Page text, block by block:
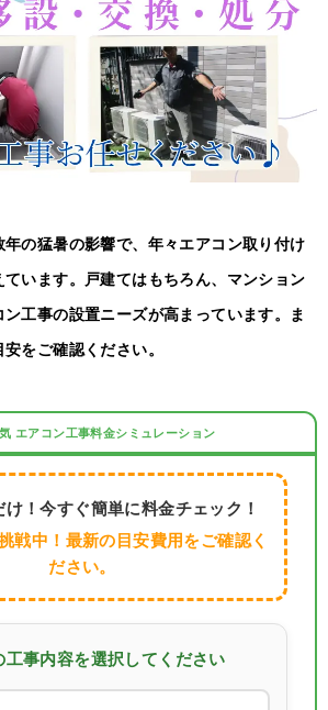
の猛暑の影響で、年々エアコン取り付け
います。戸建てはもちろん、マンション
工事の設置ニーズが高まっています。ま
をご確認ください。
エアコン工事料金シミュレーション
！今すぐ簡単に料金チェック！
戦中！最新の目安費用をご確認く
ださい。
工事内容を選択してください